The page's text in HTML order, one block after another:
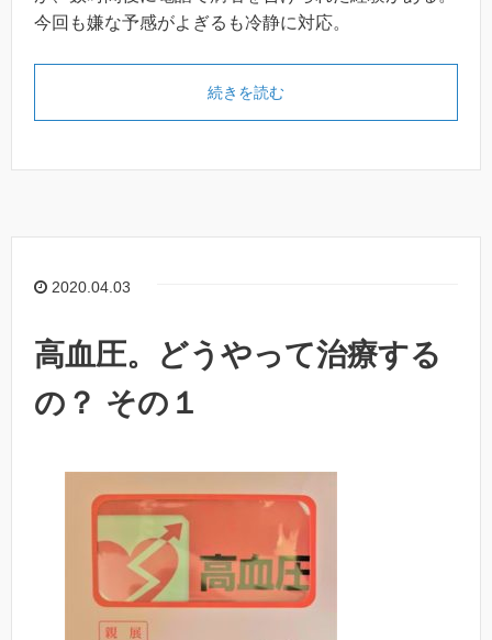
今回も嫌な予感がよぎるも冷静に対応。
続きを読む
2020.04.03
高血圧。どうやって治療する
の？ その１